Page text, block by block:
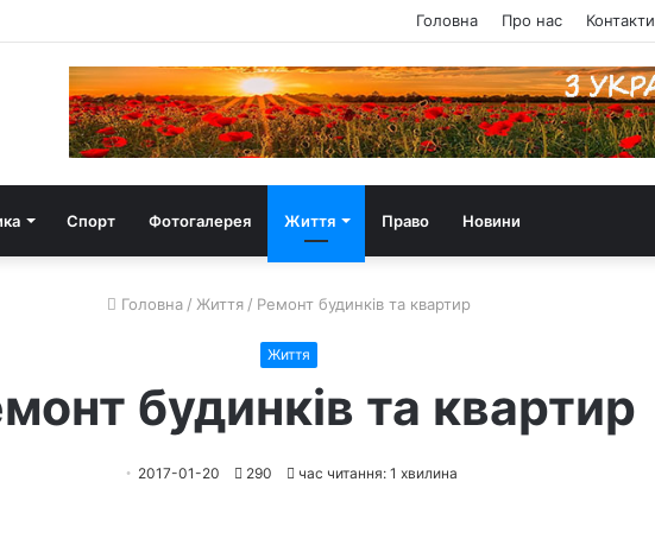
Головна Про нас Контакти
Спорт Фотогалерея Життя Право Новини
Головна / Життя / Ремонт будинків та квартир
Життя
будинків та квартир
2017-01-20 290 час читання: 1 хвилина